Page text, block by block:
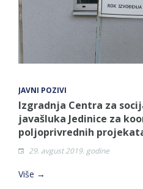
JAVNI POZIVI
Izgradnja Centra za
javašluka Jedinice za
poljoprivrednih
29. avgust 2019. godine
Više →